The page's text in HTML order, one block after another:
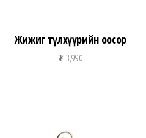
Жижиг түлхүүрийн оосор
₮3,990